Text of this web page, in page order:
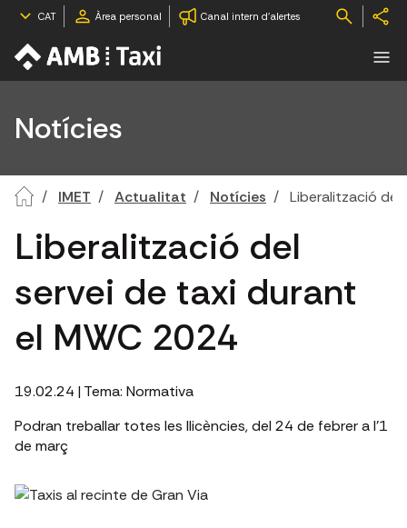
CAT Àrea personal Canal intern d'alertes
Notícies
IMET Actualitat Notícies Liberalització del
Liberalització del
servei de taxi durant
el MWC 2024
19.02.24 | Tema: Normativa
Podran treballar totes les llicències, del 24 de febrer a l'1
de març